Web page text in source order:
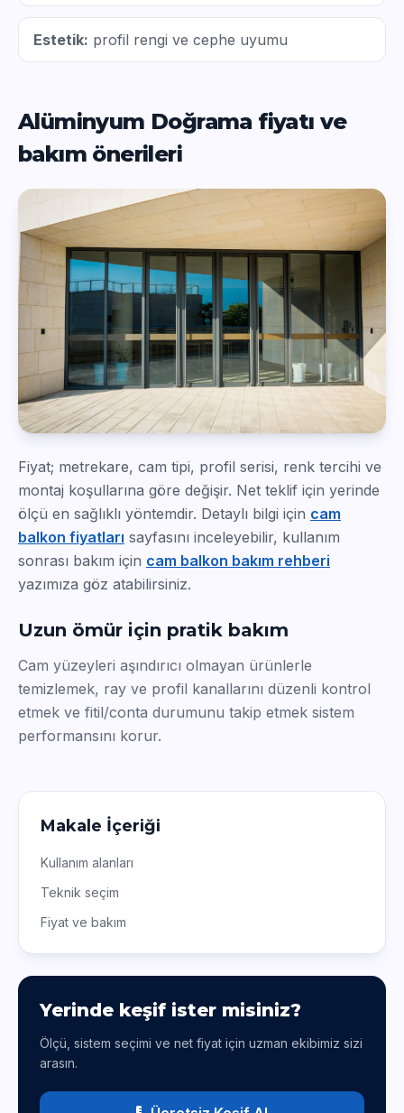
Estetik: profil rengi ve cephe uyumu
Alüminyum Doğrama fiyatı ve
bakım önerileri
Fiyat; metrekare, cam tipi, profil serisi, renk tercihi ve
montaj koşullarına göre değişir. Net teklif için yerinde
ölçü en sağlıklı yöntemdir. Detaylı bilgi için cam
balkon fiyatları sayfasını inceleyebilir, kullanım
sonrası bakım için cam balkon bakım rehberi
yazımıza göz atabilirsiniz.
Uzun ömür için pratik bakım
Cam yüzeyleri aşındırıcı olmayan ürünlerle
temizlemek, ray ve profil kanallarını düzenli kontrol
etmek ve fitil/conta durumunu takip etmek sistem
performansını korur.
Makale İçeriği
Kullanım alanları
Teknik seçim
Fiyat ve bakım
Yerinde keşif ister misiniz?
Ölçü, sistem seçimi ve net fiyat için uzman ekibimiz sizi
arasın.